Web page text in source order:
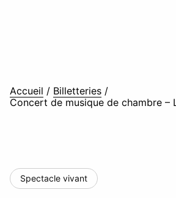
Accueil / Billetteries /
Concert de musique de chambre –
Spectacle vivant